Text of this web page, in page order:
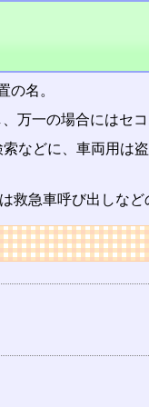
の名。
万一の場合にはセ
などに、車両用は
急車呼び出しなど